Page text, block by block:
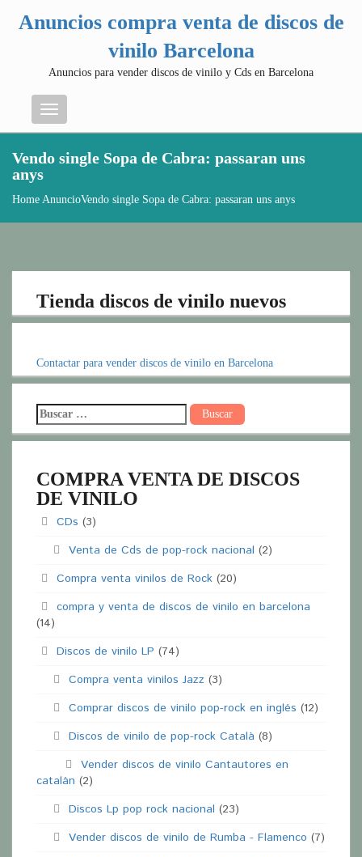
Anuncios compra venta de discos de
vinilo Barcelona
Anuncios para vender discos de vinilo y Cds en Barcelona
Menu
Vendo single Sopa de Cabra: passaran uns
anys
Home AnuncioVendo single Sopa de Cabra: passaran uns anys
Tienda discos de vinilo nuevos
Contactar para vender discos de vinilo en Barcelona
COMPRA VENTA DE DISCOS
DE VINILO
CDs (3)
Venta de Cds de pop-rock nacional (2)
Compra venta vinilos de Rock(20)
compra y venta de discos de vinilo en barcelona
(14)
Discos de vinilo LP (74)
Compra venta vinilos Jazz (3)
Comprar discos de vinilo pop-rock en inglés (12)
Discos de vinilo de pop-rock Català (8)
Vender discos de vinilo Cantautores en
catalán (2)
Discos Lp pop rock nacional (23)
Vender discos de vinilo de Rumba - Flamenco (7)